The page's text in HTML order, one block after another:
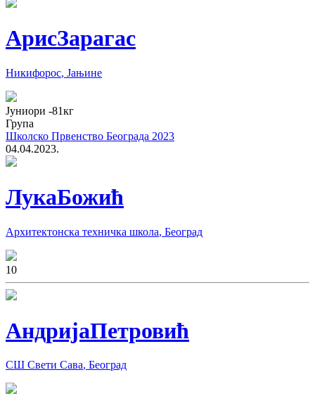
АрисЗарагас
Никифорос, Јањине
Јуниори -81кг
Група
Школско Првенство Београда 2023
04.04.2023.
ЛукаБожић
Архитектонска техничка школа, Београд
10
АндријаПетровић
СШ Свети Сава, Београд